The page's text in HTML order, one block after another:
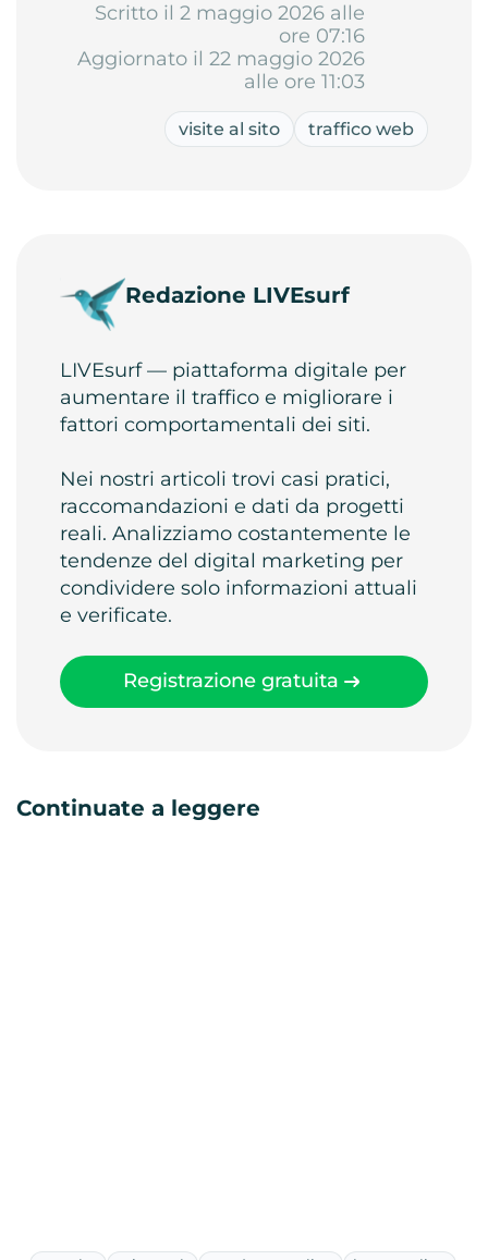
Scritto il 2 maggio 2026 alle
ore 07:16
Aggiornato il 22 maggio 2026
alle ore 11:03
visite al sito traffico web
Redazione LIVEsurf
LIVEsurf — piattaforma digitale per
aumentare il traffico e migliorare i
fattori comportamentali dei siti.
Nei nostri articoli trovi casi pratici,
raccomandazioni e dati da progetti
reali. Analizziamo costantemente le
tendenze del digital marketing per
condividere solo informazioni attuali
e verificate.
Registrazione gratuita
Continuate a leggere